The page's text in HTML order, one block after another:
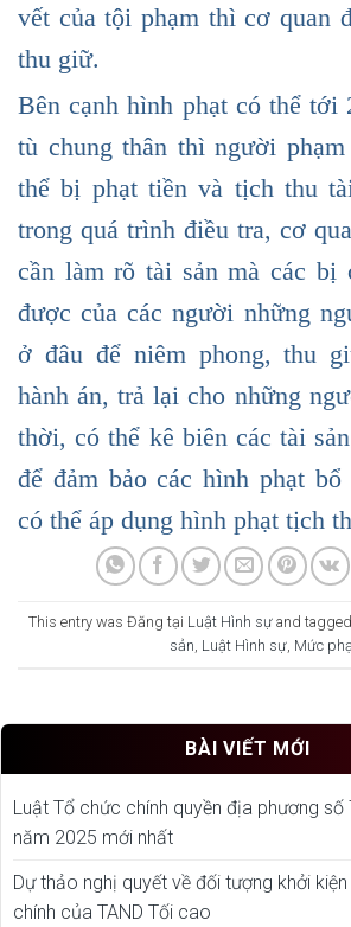
vết của tội phạm thì cơ quan
thu giữ.
Bên cạnh hình phạt có thể tới
tù chung thân thì người
thể bị phạt tiền và tịch thu
trong quá trình điều tra, cơ
cần làm rõ tài sản mà các bị
được của các người những
ở đâu để niêm phong, thu
hành án, trả lại cho những
thời, có thể kê biên các tài
để đảm bảo các hình phạt
có thể áp dụng hình phạt tịch
This entry was Đăng tại Luật Hình sự and tagged
sản Luật Hình sự Mức
BÀI VIẾT MỚI
Luật Tổ chức chính quyền địa phương
năm 2025 mới nhất
Dự thảo nghị quyết về đối tượng khởi
chính của TAND Tối cao